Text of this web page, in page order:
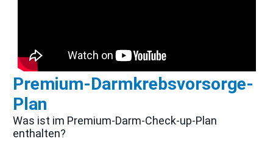
Premium-Darmkrebsvorsorge-
Plan
Was ist im Premium-Darm-Check-up-Plan
enthalten?